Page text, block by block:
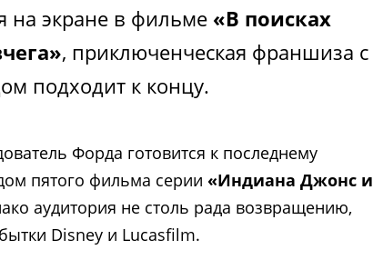
на экране в фильме «В поисках
, приключенческая франшиза с
подходит к концу.
Форда готовится к последнему
пятого фильма серии «Индиана Джонс и
аудитория не столь рада возвращению,
Disney и Lucasfilm.